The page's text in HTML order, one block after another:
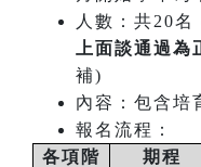
人數：共20名
上面談通過為
補)
內容：包含培
報名流程：
各項階
期程